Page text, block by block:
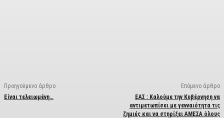
Προηγούμενο άρθρο
Είναι τελειωμένη…
Επόμενο άρθρο
ΕΑΣ : Καλούμε την Κυβέρνηση να
αντιμετωπίσει με γενναιότητα τις
ζημιές και να στηρίξει ΑΜΕΣΑ όλους